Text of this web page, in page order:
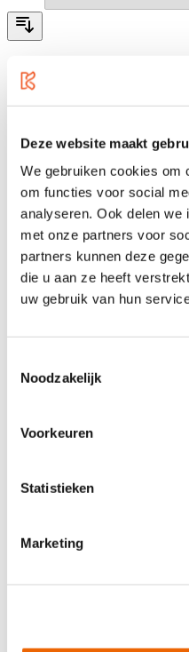
Deze website maakt
We gebruiken cookies om
om functies voor social
analyseren. Ook delen we
met onze partners voor
partners kunnen deze
die u aan ze heeft
uw gebruik van hun
Noodzakelijk
Voorkeuren
Statistieken
Marketing
Amadeus HPN-30